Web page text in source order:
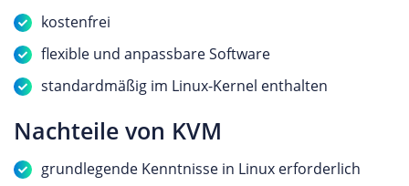
kostenfrei
flexible und anpassbare Software
standardmäßig im Linux-Kernel enthalten
Nachteile von KVM
grundlegende Kenntnisse in Linux erforderlich